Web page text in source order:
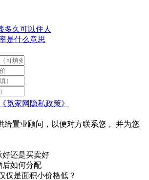
多久可以住人
是什么意思
《觅家网隐私政策》
给置业顾问，以便对方联系您， 并为您
好还是买卖好
后如何分配
仅是面积小价格低？